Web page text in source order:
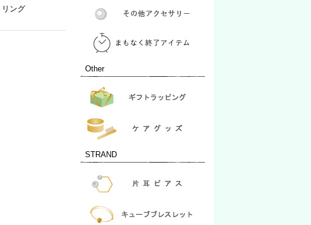
Other
STRAND
リング